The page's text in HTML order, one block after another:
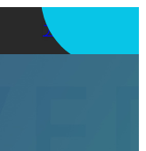
アプリを使う